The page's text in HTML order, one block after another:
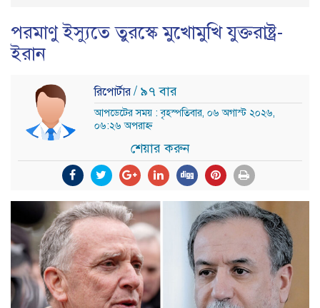
পরমাণু ইস্যুতে তুরস্কে মুখোমুখি যুক্তরাষ্ট্র-
ইরান
রিপোর্টার/ ৯৭ বার
আপডেটের সময় : বৃহস্পতিবার, ০৬ অগাস্ট ২০২৬,
০৬:২৬ অপরাহ্ন
শেয়ার করুন